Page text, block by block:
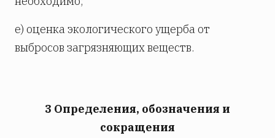
е) оценка экологического ущерба от
выбросов загрязняющих веществ.
3 Определения, обозначения и
сокращения